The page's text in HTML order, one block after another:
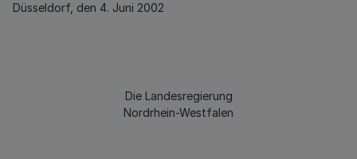
Düsseldorf, den 4. Juni 2002
Die Landesregierung
Nordrhein-Westfalen